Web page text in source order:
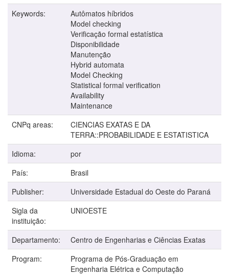
Keywords:
Autômatos híbridos
Model checking
Verificação formal estatística
Disponibilidade
Manutenção
Hybrid automata
Model Checking
Statistical formal verification
Availability
Maintenance
CNPq areas:
CIENCIAS EXATAS E DA
TERRA::PROBABILIDADE E ESTATISTICA
Idioma:
por
País:
Brasil
Publisher:
Universidade Estadual do Oeste do Paraná
Sigla da
instituição:
UNIOESTE
Departamento:
Centro de Engenharias e Ciências Exatas
Program:
Programa de Pós-Graduação em
Engenharia Elétrica e Computação